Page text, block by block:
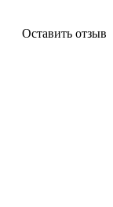
Оставить отзыв